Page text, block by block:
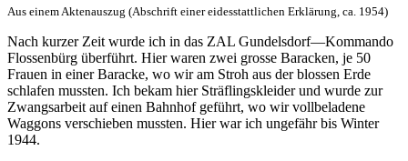
Aus einem Aktenauszug (Abschrift einer eidesstattlichen Erklärung, ca. 1954)
Nach kurzer Zeit wurde ich in das ZAL Gundelsdorf—Kommando
Flossenbürg überführt. Hier waren zwei grosse Baracken, je 50
Frauen in einer Baracke, wo wir am Stroh aus der blossen Erde
schlafen mussten. Ich bekam hier Sträflingskleider und wurde zur
Zwangsarbeit auf einen Bahnhof geführt, wo wir vollbeladene
Waggons verschieben mussten. Hier war ich ungefähr bis Winter
1944.